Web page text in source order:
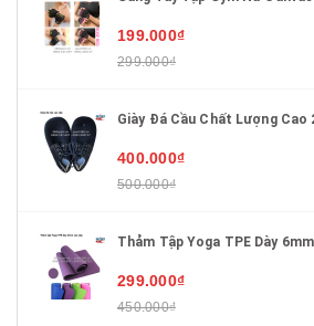
199.000₫
299.000₫
Giày Đá Cầu Chất Lượng Cao
400.000₫
500.000₫
Thảm Tập Yoga TPE Dày
299.000₫
450.000₫